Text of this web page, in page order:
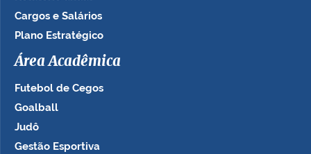
Cargos e Salários
Plano Estratégico
Área Acadêmica
Futebol de Cegos
Goalball
Judô
Gestão Esportiva